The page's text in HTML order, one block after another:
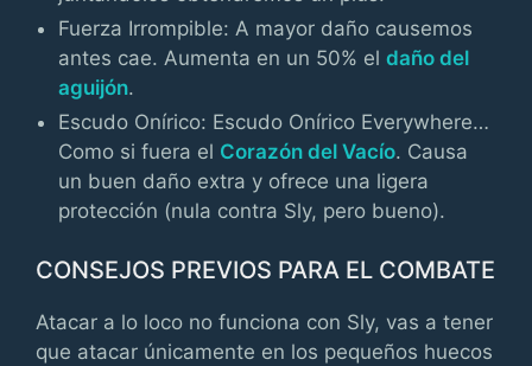
Fuerza Irrompible: A mayor daño causemos
antes cae. Aumenta en un 50% eldaño del
aguijón.
Escudo Onírico: Escudo Onírico Everywhere…
Como si fuera el Corazón del Vacío. Causa
un buen daño extra y ofrece una ligera
protección (nula contra Sly, pero bueno).
CONSEJOS PREVIOS PARA EL COMBATE
Atacar a lo loco no funciona con Sly, vas a tener
que atacar únicamente en los pequeños huecos